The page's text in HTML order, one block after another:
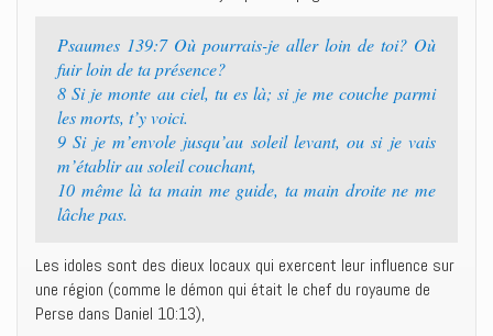
Psaumes 139:7 Où pourrais-je aller loin de toi? Où
fuir loin de ta présence?
8 Si je monte au ciel, tu es là; si je me couche parmi
les morts, t’y voici.
9 Si je m’envole jusqu’au soleil levant, ou si je vais
m’établir au soleil couchant,
10 même là ta main me guide, ta main droite ne me
lâche pas.
Les idoles sont des dieux locaux qui exercent leur influence sur
une région (comme le démon qui était le chef du royaume de
Perse dans Daniel 10:13),